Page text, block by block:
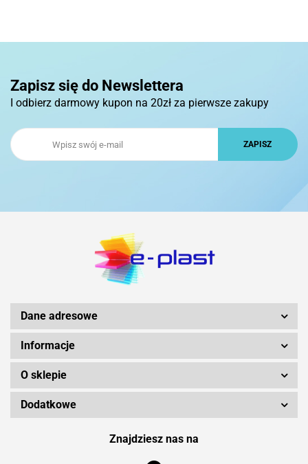
Zapisz się do Newslettera
I odbierz darmowy kupon na 20zł za pierwsze zakupy
Dane adresowe
Informacje
O sklepie
Dodatkowe
Znajdziesz nas na